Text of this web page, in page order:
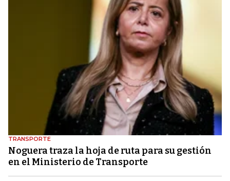
TRANSPORTE
Noguera traza la hoja de ruta para su gestión
en el Ministerio de Transporte